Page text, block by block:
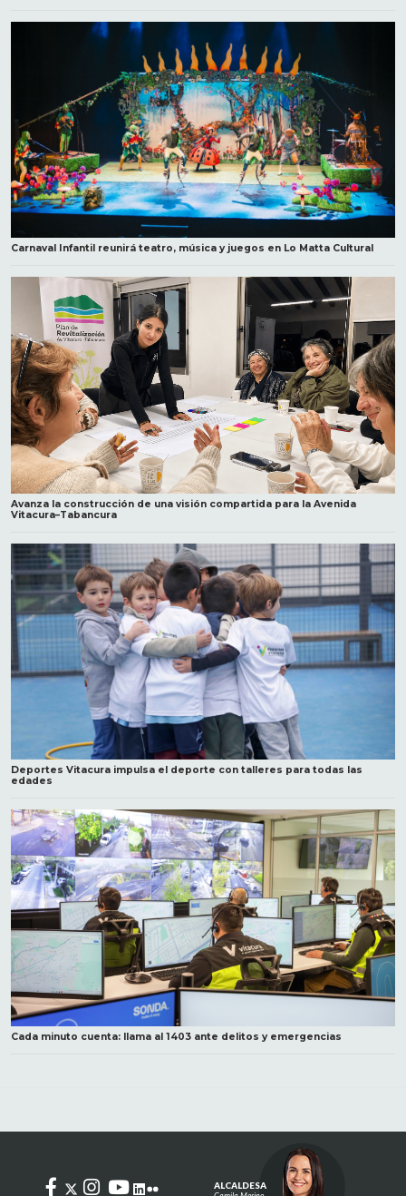
Carnaval Infantil reunirá teatro, música y juegos en Lo Matta Cultural
Avanza la construcción de una visión compartida para la Avenida
Vitacura–Tabancura
Deportes Vitacura impulsa el deporte con talleres para todas las
edades
Cada minuto cuenta: llama al 1403 ante delitos y emergencias
ALCALDESA